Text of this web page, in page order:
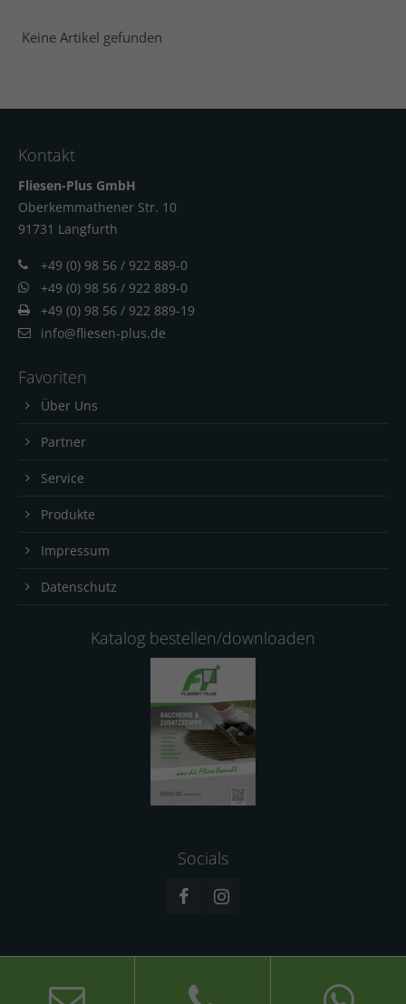
Keine Artikel gefunden
Kontakt
Fliesen-Plus GmbH
Oberkemmathener Str. 10
91731 Langfurth
+49 (0) 98 56 / 922 889-0
+49 (0) 98 56 / 922 889-0
+49 (0) 98 56 / 922 889-19
info@fliesen-plus.de
Favoriten
Über Uns
Partner
Service
Produkte
Impressum
Datenschutz
Katalog bestellen/downloaden
Socials